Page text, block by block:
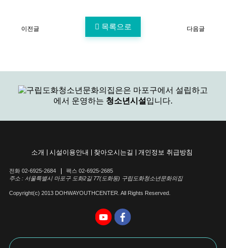
이전글 다음글
목록으로
은 마포구에서 설립하고
에서 운영하는 청소년시설 입니다.
소개 시설이용안내 찾아오시는길 개인정보 취급방침
전화 02-6925-2684
팩스 02-6925-2685
주소 : 서울특별시 마포구 도화2길 77(도화동) 구립도화청소년문화의집
Copyright(c) 2013 DOHWAYOUTHCENTER. All Rights Reserved.